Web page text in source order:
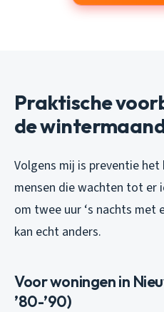
Praktische
de
Volgens mij is preventie
mensen die wachten tot er
om twee uur ‘s nachts
kan echt anders.
Voor woningen in
’80-’90)